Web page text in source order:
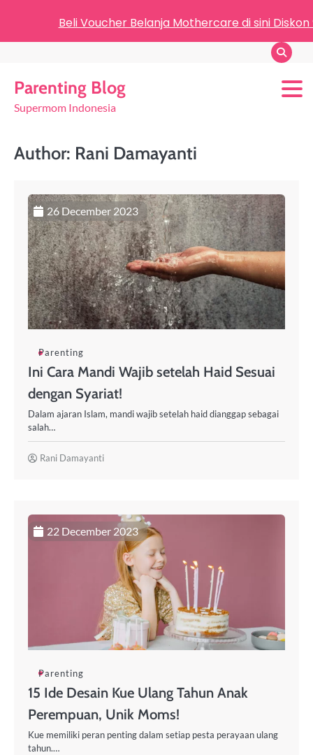
Parenting Blog
Supermom Indonesia
Author: Rani Damayanti
26 December 2023
Parenting
Ini Cara Mandi Wajib setelah Haid Sesuai
dengan Syariat!
Dalam ajaran Islam, mandi wajib setelah haid dianggap sebagai
salah…
Rani Damayanti
22 December 2023
Parenting
15 Ide Desain Kue Ulang Tahun Anak
Perempuan, Unik Moms!
Kue memiliki peran penting dalam setiap pesta perayaan ulang
tahun.…
Beli Voucher Belanja Mothercare di sini Diskon